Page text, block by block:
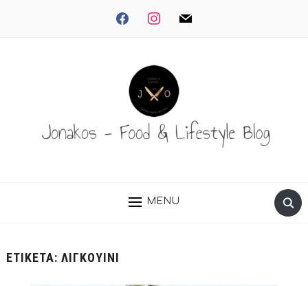
facebookinstagrammail
MENU
ΕΤΙΚΈΤΑ: ΛΙΓΚΟΥΊΝΙ